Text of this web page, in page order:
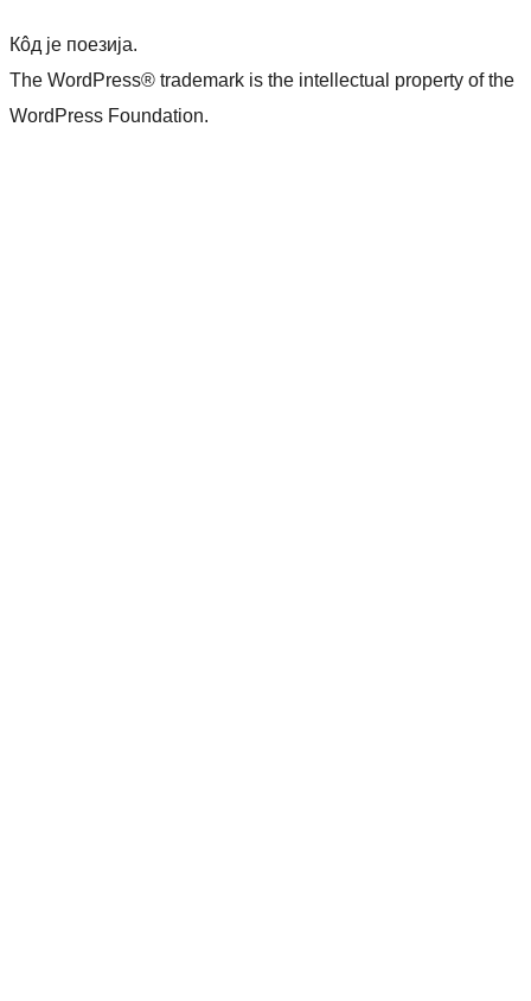
Кôд је поезија.
The WordPress® trademark is the intellectual property of the
WordPress Foundation.